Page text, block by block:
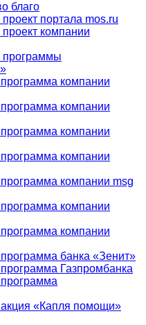
благо
портала mos.ru
компании
программы
компании
компании
компании
компании
компании msg
компании
компании
банка «Зенит»
Газпромбанка
акция «Капля помощи»